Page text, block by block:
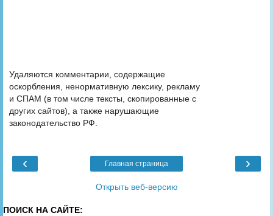
Удаляются комментарии, содержащие
оскорбления, ненормативную лексику, рекламу
и СПАМ (в том числе тексты, скопированные с
других сайтов), а также нарушающие
законодательство РФ.
‹ ›
Главная страница
Открыть веб-версию
ПОИСК НА САЙТЕ: